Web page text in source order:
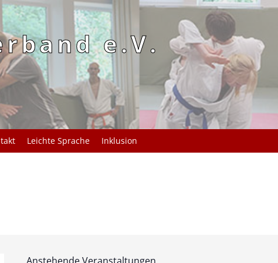
e.V.
Leichte Sprache Inklusion